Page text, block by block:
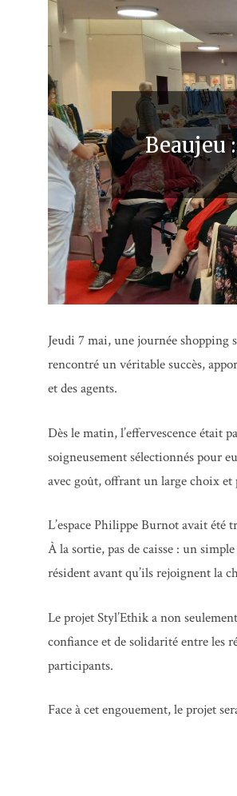
Beaujeu
Jeudi 7 mai, une journée shopping
rencontré un véritable succès,
et des agents.
Dès le matin, l’effervescence était
soigneusement sélectionnés pour
avec goût, offrant un large choix et
L’espace Philippe Burnot avait été
À la sortie, pas de caisse : un
résident avant qu’ils rejoignent la
Le projet Styl’Ethik a non
confiance et de solidarité entre les
participants.
Face à cet engouement, le projet